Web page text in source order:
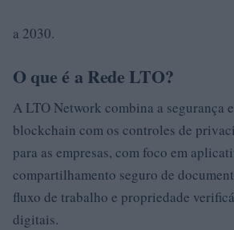
a 2030.
O que é a Rede LTO?
A LTO Network combina a segurança
blockchain com os controles de
para as empresas, com foco em
compartilhamento seguro de
fluxo de trabalho e propriedade
digitais.